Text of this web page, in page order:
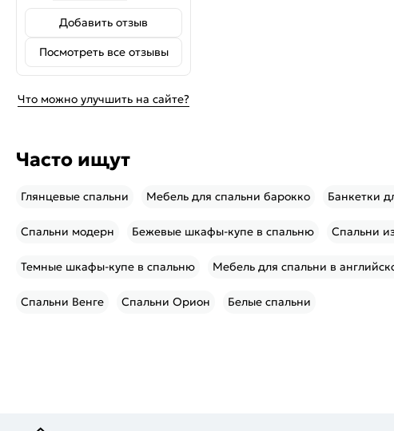
Добавить отзыв
Посмотреть все отзывы
Что можно улучшить на сайте?
Часто ищут
Глянцевые спальни Мебель для спальни барокко Банкетки
Спальни модерн Бежевые шкафы-купе в спальню Спальни
Темные шкафы-купе в спальню Мебель для спальни в
Спальни Венге Спальни Орион Белые спальни